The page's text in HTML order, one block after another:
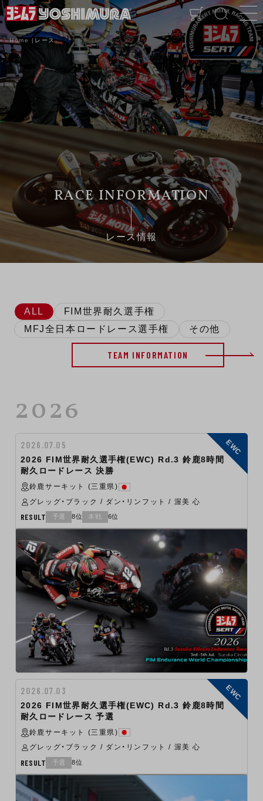
Home レース
レース情報
ALL
FIM世界耐久選手権
MFJ全日本ロードレース選手権
その他
TEAM INFORMATION
2026
2026.07.05
2026 FIM世界耐久選手権(EWC) Rd.3 鈴鹿8時間
耐久ロードレース 決勝
鈴鹿サーキット (三重県)
グレッグ・ブラック / ダン・リンフット / 渥美 心
RESULT 予選 8位 本戦 6位
EWC
2026.07.03
2026 FIM世界耐久選手権(EWC) Rd.3 鈴鹿8時間
耐久ロードレース 予選
鈴鹿サーキット (三重県)
グレッグ・ブラック / ダン・リンフット / 渥美 心
RESULT 予選 8位
EWC